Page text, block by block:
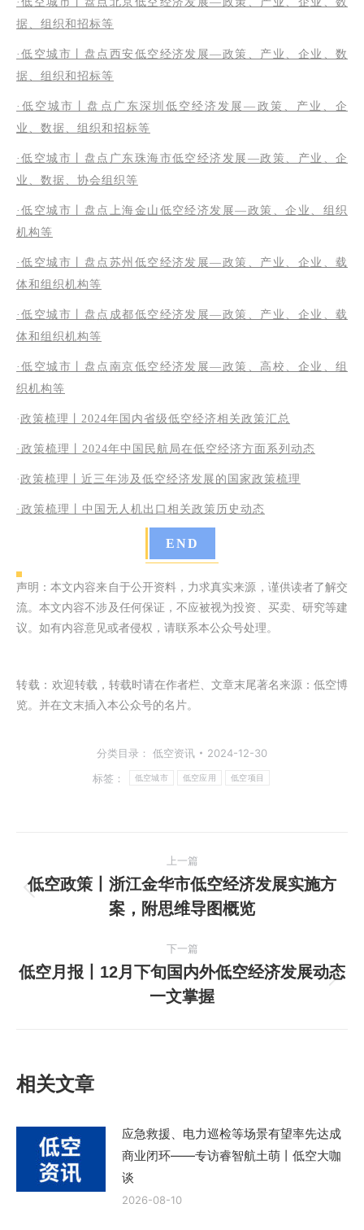
据、组织和招标等
·低空城市丨盘点西安低空经济发展—政策、产业、企业、数
据、组织和招标等
·低空城市丨盘点广东深圳低空经济发展—政策、产业、企
业、数据、组织和招标等
·低空城市丨盘点广东珠海市低空经济发展—政策、产业、企
业、数据、协会组织等
·低空城市丨盘点上海金山低空经济发展—政策、企业、组织
机构等
·低空城市丨盘点苏州低空经济发展—政策、产业、企业、载
体和组织机构等
·低空城市丨盘点成都低空经济发展—政策、产业、企业、载
体和组织机构等
·低空城市丨盘点南京低空经济发展—政策、高校、企业、组
织机构等
·政策梳理丨2024年国内省级低空经济相关政策汇总
·政策梳理丨2024年中国民航局在低空经济方面系列动态
·政策梳理丨近三年涉及低空经济发展的国家政策梳理
· 政策梳理丨中国无人机出口相关政策历史动态
END
声明：本文内容来自于公开资料，力求真实来源，谨供读者了解交
流。本文内容不涉及任何保证，不应被视为投资、买卖、研究等建
议。如有内容意见或者侵权，请联系本公众号处理。
转载： 欢迎转载，转载时请在作者栏、文章末尾著名来源：低空博
览。并在文末插入本公众号的名片。
分类目录： 低空资讯
2024-12-30
标签：
低空城市 低空应用 低空项目
章
航
上一篇
上
一
篇
文
章：
低空政策丨浙江金华市低空经济发展实施方
案，附思维导图概览
下一篇
下
一
低空月报丨12月下旬国内外低空经济发展动态
一文掌握
相关文章
应急救援、电力巡检等场景有望率先达成
商业闭环——专访睿智航土萌丨低空大咖
谈
2026-08-10